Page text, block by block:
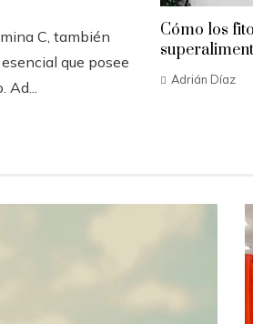
C, también
que posee
Cómo los
Adrián Díaz